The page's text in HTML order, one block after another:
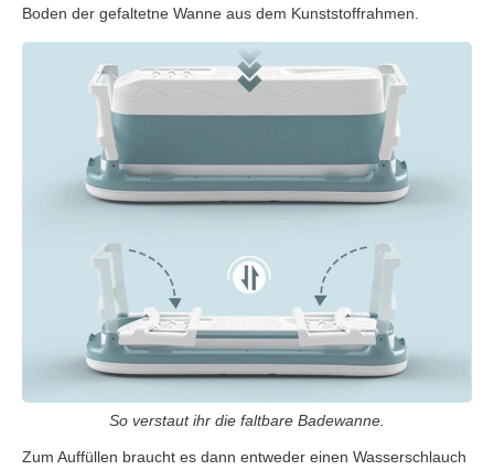
Boden der gefaltetne Wanne aus dem Kunststoffrahmen.
So verstaut ihr die faltbare Badewanne.
Zum Auffüllen braucht es dann entweder einen Wasserschlauch